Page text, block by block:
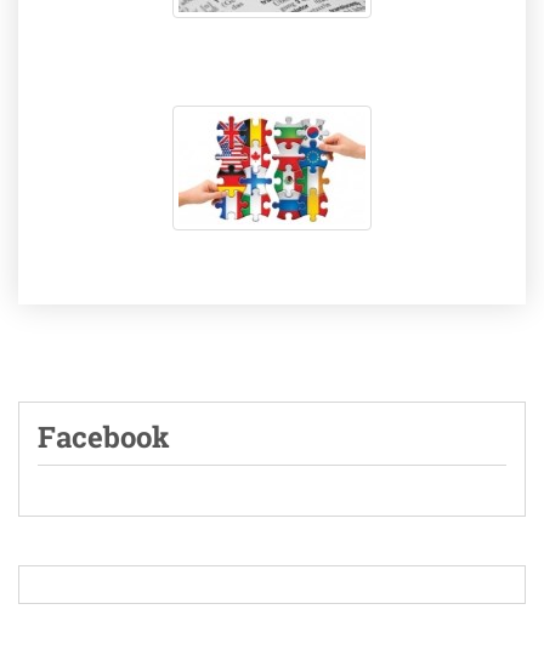
Facebook